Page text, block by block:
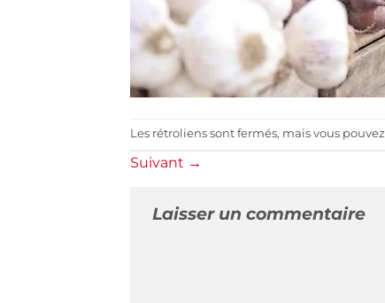
Les rétroliens sont fermés, mais vous pouvez
Suivant →
Laisser un commentaire